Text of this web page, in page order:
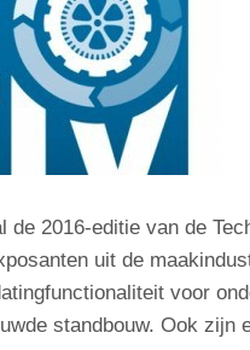
de 2016-editie van de
uit de
voor
standbouw. Ook zijn